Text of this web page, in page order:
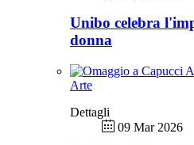
Unibo celebra
donna
Arte
Dettagli
09 Mar 2026